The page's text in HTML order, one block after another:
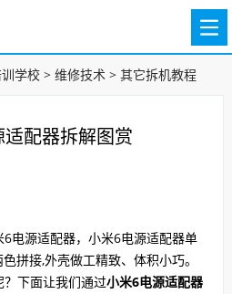
学校> 维修技术> 其它拆机教程
配器拆解图赏
源适配器，小米6电源适配器单
拼接,外壳做工精致、体积小巧。
下面让我们通过小米6电源适配器